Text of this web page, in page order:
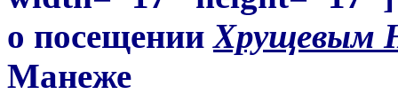
о посещенииХрущевым
Манеже